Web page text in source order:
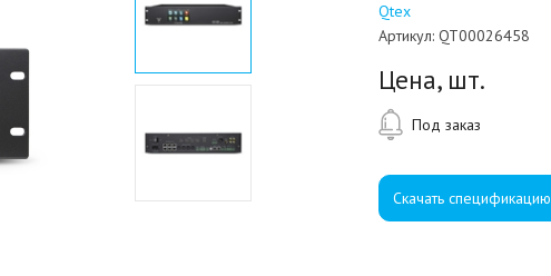
Qtex
Артикул: QT00026458
Цена, шт.
Под заказ
Скачать спецификацию